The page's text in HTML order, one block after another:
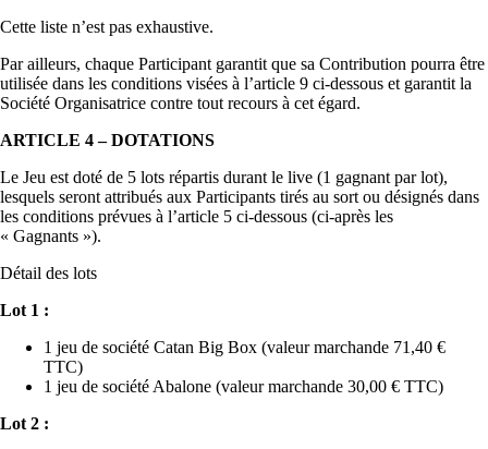
Cette liste n’est pas exhaustive.
Par ailleurs, chaque Participant garantit que sa Contribution pourra être
utilisée dans les conditions visées à l’article 9 ci-dessous et garantit la
Société Organisatrice contre tout recours à cet égard.
ARTICLE 4 – DOTATIONS
Le Jeu est doté de 5 lots répartis durant le live (1 gagnant par lot),
lesquels seront attribués aux Participants tirés au sort ou désignés dans
les conditions prévues à l’article 5 ci-dessous (ci-après les
« Gagnants »).
Détail des lots
Lot 1 :
1 jeu de société Catan Big Box (valeur marchande 71,40 €
TTC)
1 jeu de société Abalone (valeur marchande 30,00 € TTC)
Lot 2 :